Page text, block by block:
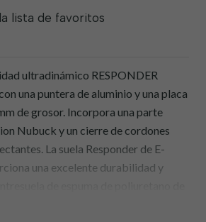
lista de favoritos
ultradinámico RESPONDER
una puntera de aluminio y una placa
de grosor. Incorpora una parte
Nubuck y un cierre de cordones
La suela Responder de E-
una excelente durabilidad y
la planta del pie, garantizando